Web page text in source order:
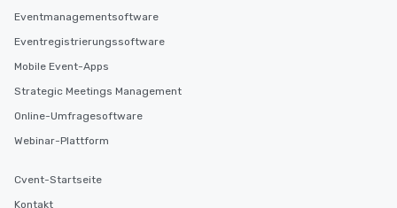
Eventmanagementsoftware
Eventregistrierungssoftware
Mobile Event-Apps
Strategic Meetings Management
Online-Umfragesoftware
Webinar-Plattform
Cvent-Startseite
Kontakt